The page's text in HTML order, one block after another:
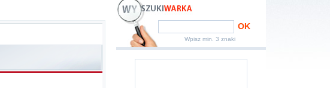
OK
Wpisz min. 3 znaki